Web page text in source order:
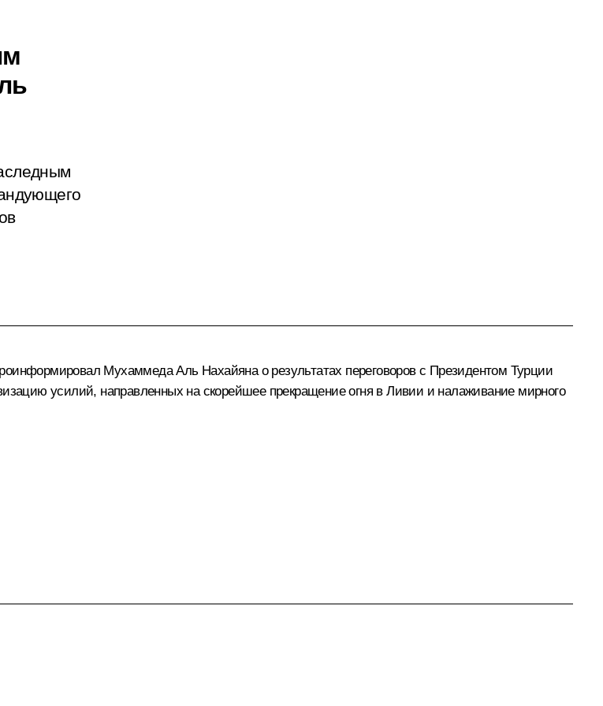
Мухаммеда Аль Нахайянао результатах переговоровс Президентом Турции
усилий, направленных на скорейшее прекращение огня в Ливии и налаживание мирного